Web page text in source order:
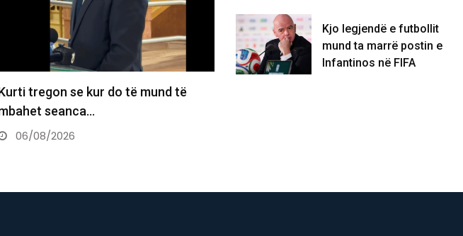
të
Vlora Çitaku: Albin, mjaft, konstituoje
Kjo legjendë e futbollit
mund ta marrë postin e
Infantinos në FIFA